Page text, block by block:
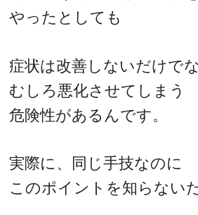
やったとしても
症状は改善しないだけでな
むしろ悪化させてしまう
危険性があるんです。
実際に、同じ手技なのに
このポイントを知らない